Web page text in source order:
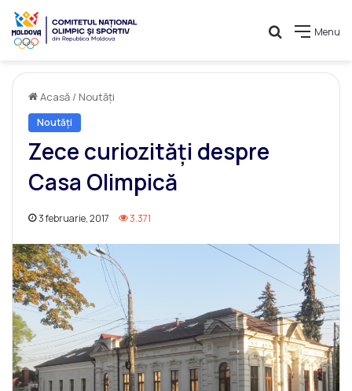
Menu
Caută
Acasă / Noutăți
Noutăți
Zece curiozități despre
Casa Olimpică
3 februarie, 2017 3.371